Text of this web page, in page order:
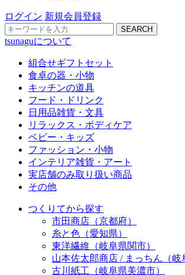
ログイン 新規会員登録
SEARCH
tsunaguについて
組合せギフトセット
食卓の器・小物
キッチンの道具
フード・ドリンク
日用品雑貨・文具
リラックス・ボディケア
ベビー・キッズ
ファッション・小物
インテリア雑貨・アート
実店舗のみ取り扱い商品
その他
つくりてから探す
市田商店（京都府）
糸と色（愛知県）
東洋繊維（岐阜県関市）
山本佐太郎商店 / まっちん（岐
古川紙工（岐阜県美濃市）